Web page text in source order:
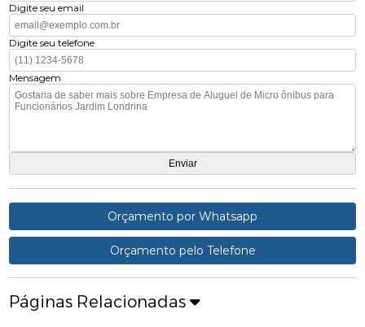
Digite seu email
Digite seu telefone
Mensagem
Orçamento por Whatsapp
Orçamento pelo Telefone
Páginas Relacionadas